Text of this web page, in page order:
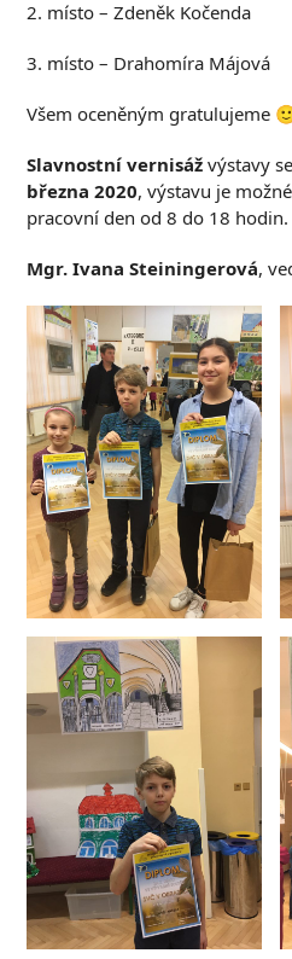
2. místo – Zdeněk Kočenda
3. místo – Drahomíra Májová
Všem oceněným gratulujeme
Slavnostní vernisáž výstavy
března 2020, výstavu je
pracovní den od 8 do 18 hodin.
Mgr. Ivana Steiningerová,